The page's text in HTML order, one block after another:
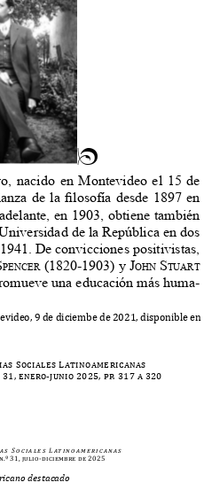
n
nacido en Montevideo el 15 de
de la ﬁlosofía desde 1897 en
en 1903, obtiene también
de la República en dos
De convicciones positivistas,
pencer (1820-1903) y John Stuart
una educación más huma-
, 9 de diciembe de 2021,disponible en
Sociales Latinoamericanas
31, enero-junio 2025, pp. 317 a 320
s S o c i a l e s L at i n o a m e r i c a n a s
31, julio-diciembre de 2025
destacado